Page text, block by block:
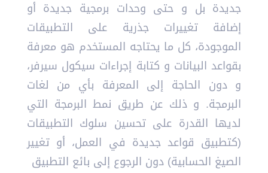
جديدة بل و حتى وحدات برمجية جديدة أو
إضافة تغييرات جذرية على التطبيقات
الموجودة، كل ما يحتاجه المستخدم هو معرفة
بقواعد البيانات و كتابة إجراءات سيكول سيرفر،
و دون الحاجة إلى المعرفة بأي من لغات
البرمجة. و ذلك عن طريق نمط البرمجة التي
لديها القدرة على تحسين سلوك التطبيقات
(كتطبيق قواعد جديدة في العمل، أو تغيير
الصيغ الحسابية) دون الرجوع إلى بائع التطبيق